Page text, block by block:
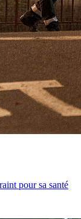
pour sa santé